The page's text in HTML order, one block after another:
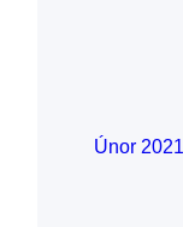
Únor 2021